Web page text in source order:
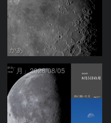
かあ
「月」2026/08/05